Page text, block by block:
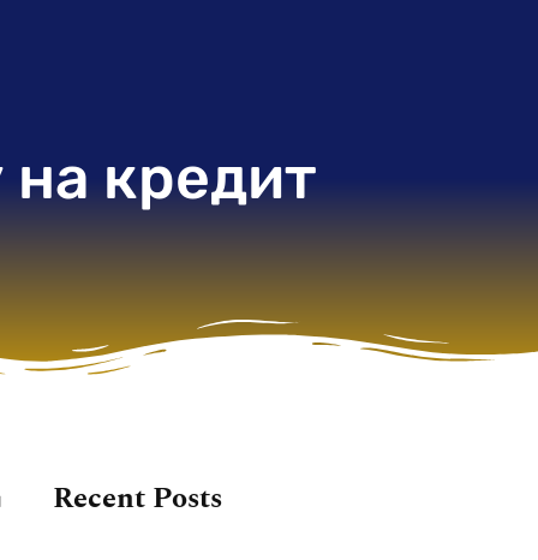
кредит
Recent Posts